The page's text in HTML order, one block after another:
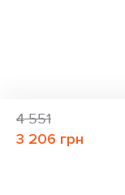
4 551
3 206 грн